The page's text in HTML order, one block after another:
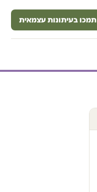
תמכו בעיתונות עצמאית